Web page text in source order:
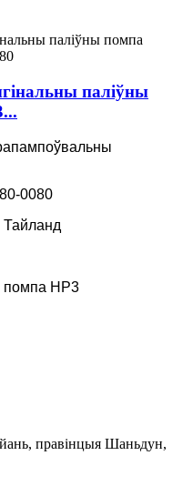
паліўны
0080
Тайланд
HP3
правінцыя Шаньдун,